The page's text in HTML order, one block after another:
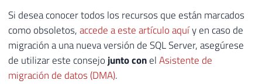
27
28
29
30
31
    TRY_CAST
(xed.event_data.value(
    xed
.event_data .value(
FROM
#Eventos A
CROSS
APPLY
Si desea conocer todos los recursos que están marcados
como obsoletos,accede a este artículo aquíy en caso de
migración a una nueva versión de SQL Server, asegúrese
de utilizar este consejojunto conelAsistente de
migración de datos (DMA).